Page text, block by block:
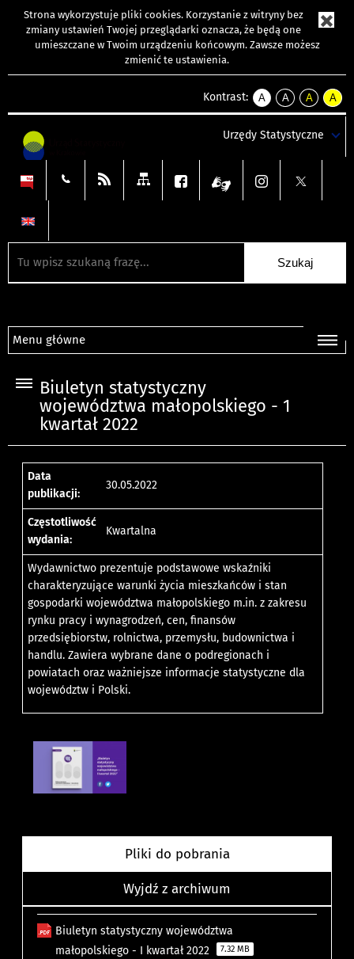
Strona wykorzystuje pliki cookies. Korzystanie z witryny bez
zmiany ustawień Twojej przeglądarki oznacza, że będą one
umieszczane w Twoim urządzeniu końcowym. Zawsze możesz
zmienić te ustawienia.
Kontrast:
A
kontrast
A
kontrast
tekst
czarnym
A
kontrast
tekst
czarnym
A
tekst
żółtym
Urzędy Statystyczne
Menu główne
Biuletyn statystyczny
województwa małopolskiego - 1
kwartał 2022
Data
publikacji:
30.05.2022
Częstotliwość
wydania:
Kwartalna
Wydawnictwo prezentuje podstawowe wskaźniki
charakteryzujące warunki życia mieszkańców i stan
gospodarki województwa małopolskiego m.in. z zakresu
rynku pracy i wynagrodzeń, cen, finansów
przedsiębiorstw, rolnictwa, przemysłu, budownictwa i
handlu. Zawiera wybrane dane o podregionach i
powiatach oraz ważniejsze informacje statystyczne dla
województw i Polski.
Pliki do pobrania
Wyjdź z archiwum
Biuletyn statystyczny województwa
małopolskiego - I kwartał 2022
7.32 MB